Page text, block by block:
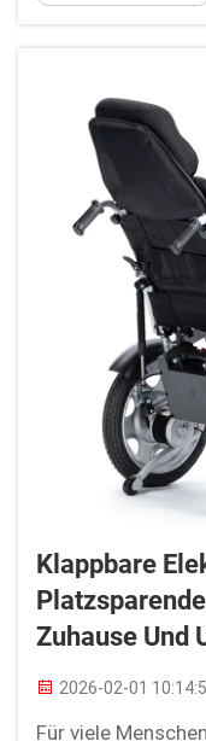
hervorragend zur
Klappbare
Zuhause Und
2026-02-01
Für viele